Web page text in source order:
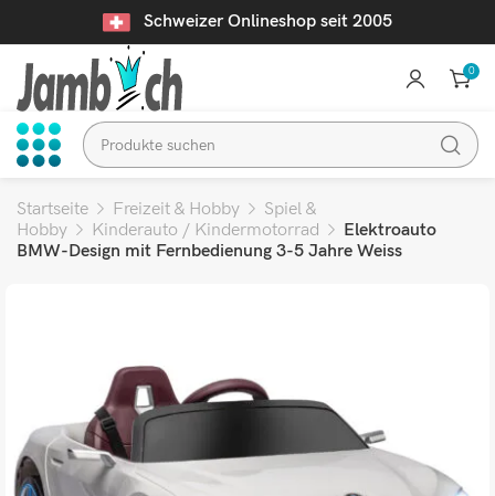
Schweizer Onlineshop seit 2005
0
Startseite Freizeit & Hobby
Spiel &
Hobby
Kinderauto / Kindermotorrad
Elektroauto
BMW-Design mit Fernbedienung 3-5 Jahre Weiss